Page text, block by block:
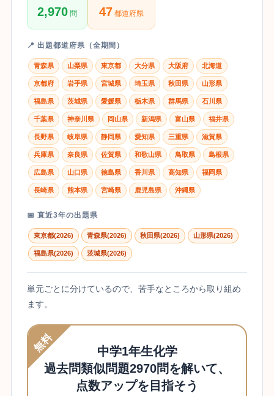
2,970問 47 都道府県
📍 出題都道府県（全期間）
青森県 山梨県 東京都 大分県 大阪府 北海道
京都府 岩手県 宮城県 埼玉県 秋田県 山形県
福島県 茨城県 愛媛県 栃木県 群馬県 石川県
千葉県 神奈川県 岡山県 新潟県 富山県 福井県
長野県 岐阜県 静岡県 愛知県 三重県 滋賀県
兵庫県 奈良県 佐賀県 和歌山県 鳥取県 島根県
広島県 山口県 徳島県 香川県 高知県 福岡県
長崎県 熊本県 宮崎県 鹿児島県 沖縄県
📅 直近3年の出題県
東京都(2026) 青森県(2026) 秋田県(2026) 山形県(2026)
福島県(2026) 茨城県(2026)
単元ごとに分けているので、苦手なところから取り組め
ます。
無料
中学1年生化学
過去問類似問題2970問を解いて、
点数アップを目指そう